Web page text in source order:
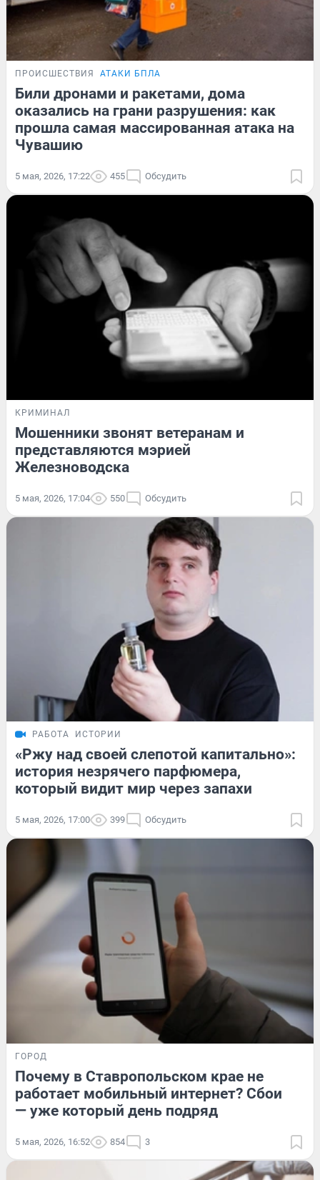
ПРОИСШЕСТВИЯ АТАКИ БПЛА
Били дронами и ракетами, дома
оказались на грани разрушения: как
прошла самая массированная атака на
Чувашию
5 мая, 2026, 17:22 455 Обсудить
КРИМИНАЛ
Мошенники звонят ветеранам и
представляются мэрией
Железноводска
5 мая, 2026, 17:04 550 Обсудить
РАБОТА ИСТОРИИ
«Ржу над своей слепотой капитально»:
история незрячего парфюмера,
который видит мир через запахи
5 мая, 2026, 17:00 399 Обсудить
ГОРОД
Почему в Ставропольском крае не
работает мобильный интернет? Сбои
— уже который день подряд
5 мая, 2026, 16:52 854 3